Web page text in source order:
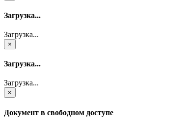
Загрузка...
Загрузка...
×
Загрузка...
Загрузка...
×
Документ в свободном доступе